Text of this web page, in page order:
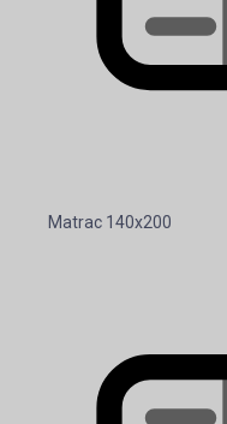
Matrac 140x200